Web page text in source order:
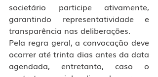
societário participe ativamente,
garantindo representatividade e
transparência nas deliberações.
Pela regra geral, a convocação deve
ocorrer até trinta dias antes da data
agendada, entretanto, caso o